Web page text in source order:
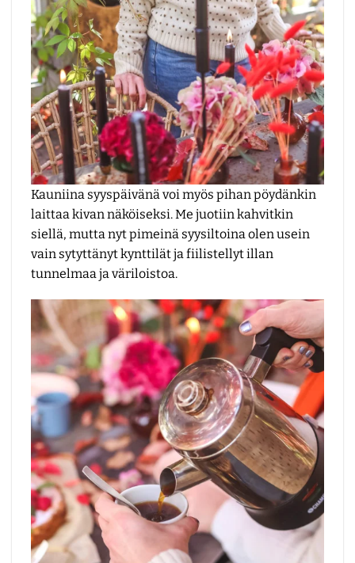
Kauniina syyspäivänä voi myös pihan pöydänkin
laittaa kivan näköiseksi. Me juotiin kahvitkin
siellä, mutta nyt pimeinä syysiltoina olen usein
vain sytyttänyt kynttilät ja fiilistellyt illan
tunnelmaa ja väriloistoa.